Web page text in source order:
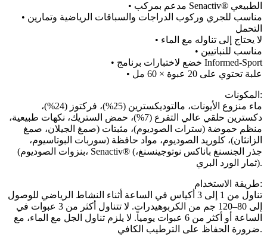
• مدعم بمركب Senactiv® الطبيعي
• مناسب للجري وركوب الدراجات والسباقات الرياضية وتمارين
التحمل
• لا يحتاج إلى تناوله مع الماء
• مناسب للنباتيين
• خضع لاختبارات برنامج Informed-Sport
• علبة تحتوي على 20 عبوة × 60 مل
المكونات:
ماء منزوع الأيونات، مالتوديكسترين (25%)، فركتوز (24%)،
دكسترين حلقي عالي التفرع (7%)، حمض الستريك، نكهات طبيعية،
منظم حموضة (سترات الصوديوم)، مثبتات (صمغ الجيلان، صمغ
الزانثان)، كلوريد الصوديوم، مواد حافظة (سوربات البوتاسيوم،
بنزوات الصوديوم)، Senactiv® (جذر الجنسنغ باناكس نوتوجينسنغ،
ثمار الورد البري).
طريقة الاستخدام:
تناول من 1 إلى 3 أكياس في الساعة أثناء النشاط الرياضي للوصول
إلى 80–120 جم من الكربوهيدرات. لا تتناول أكثر من 3 عبوات في
الساعة أو أكثر من 6 عبوات يومياً. لا يلزم تناول الجل مع الماء، مع
ضرورة الحفاظ على الترطيب الكافي.